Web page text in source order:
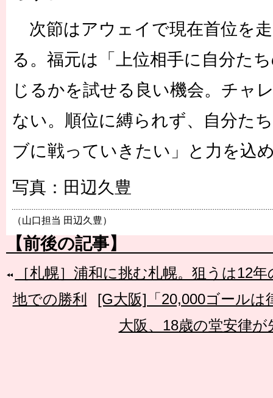
次節はアウェイで現在首位を
る。福元は「上位相手に自分た
じるかを試せる良い機会。チャ
ない。順位に縛られず、自分た
ブに戦っていきたい」と力を込
写真：田辺久豊
（山口担当 田辺久豊）
【前後の記事】
［札幌］浦和に挑む札幌。狙うは12
地での勝利
[G大阪]「20,000ゴール
大阪、18歳の堂安律が